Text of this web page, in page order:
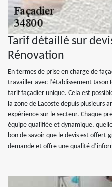
Tarif détaillé sur
Rénovation
En termes de prise en charge de
travailler avec l’établissement
tarif façadier unique. Cela est
la zone de Lacoste depuis plusieurs
expérience sur le secteur. Chaque
équipe qualifiée et dynamique,
bon de savoir que le devis est offert
demande et offre une qualité